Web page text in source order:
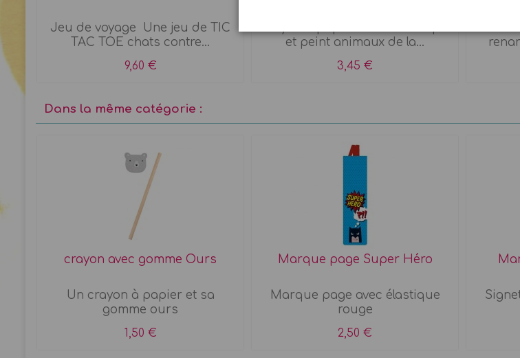
Jeu de voyage Une jeu de TIC
TAC TOE chats contre...
9,60 €
et peint animaux de la...
3,45 €
Dans la même catégorie :
crayon avec gomme Ours
Un crayon à papier et sa
gomme ours
1,50 €
Marque page Super Héro
Marque page avec élastique
rouge
2,50 €